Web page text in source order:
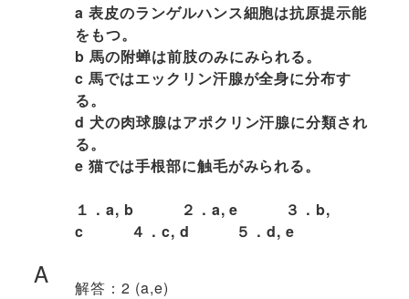
a 表皮のランゲルハンス細胞は抗原提示能
をもつ。
b 馬の附蝉は前肢のみにみられる。
c 馬ではエックリン汗腺が全身に分布す
る。
d 犬の肉球腺はアポクリン汗腺に分類され
る。
e 猫では手根部に触毛がみられる。
１．a, b ２．a, e ３．b,
c ４．c, d ５．d, e
A
解答：2 (a,e)